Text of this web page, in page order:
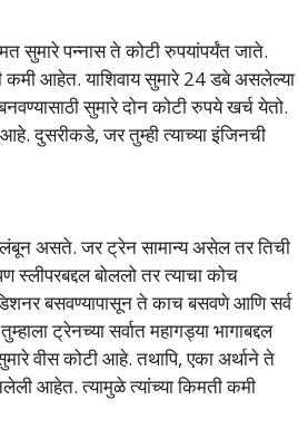
सुमारे पन्नास ते कोटी रुपयांपर्यंत जाते.
आहेत. याशिवाय सुमारे 24 डबे असलेल्या
सुमारे दोन कोटी रुपये खर्च येतो.
दुसरीकडे, जर तुम्ही त्याच्या इंजिनची
असते. जर ट्रेन सामान्य असेल तर तिची
बोललो तर त्याचा कोच
बसवण्यापासून ते काच बसवणे आणि सर्व
ट्रेनच्या सर्वात महागड्या भागाबद्दल
वीस कोटी आहे. तथापि, एका अर्थाने ते
आहेत. त्यामुळे त्यांच्या किमती कमी